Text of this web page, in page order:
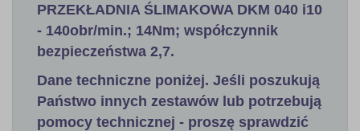
PRZEKŁADNIA ŚLIMAKOWA DKM 040 i10
- 140obr/min.; 14Nm; współczynnik
bezpieczeństwa 2,7.
Dane techniczne poniżej. Jeśli poszukują
Państwo innych zestawów lub potrzebują
pomocy technicznej - proszę sprawdzić